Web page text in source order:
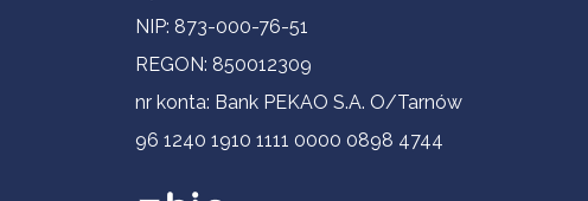
NIP: 873-000-76-51
REGON: 850012309
nr konta: Bank PEKAO S.A. O/Tarnów
96 1240 1910 1111 0000 0898 4744